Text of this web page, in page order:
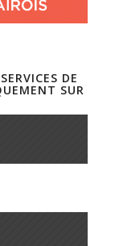
DE
SUR